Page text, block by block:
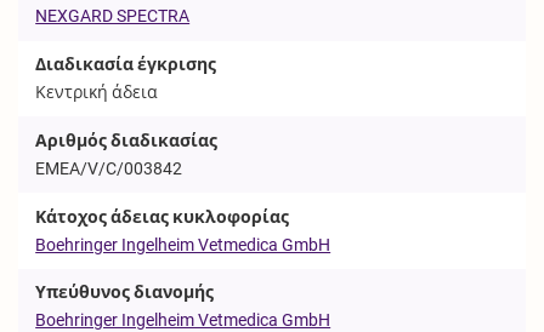
NEXGARD SPECTRA
Διαδικασία έγκρισης
Κεντρική άδεια
Αριθμός διαδικασίας
EMEA/V/C/003842
Κάτοχος άδειας κυκλοφορίας
Boehringer Ingelheim Vetmedica GmbH
Υπεύθυνος διανομής
Boehringer Ingelheim Vetmedica GmbH